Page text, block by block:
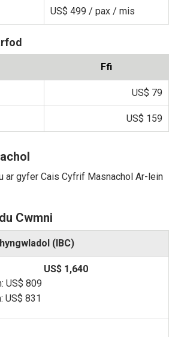
US$ 499 / pax / mis
Ffi
US$ 79
US$ 159
ar gyfer Cais Cyfrif Masnachol Ar-lein
Cwmni
(IBC)
US$ 1,640
US$ 809
US$ 831